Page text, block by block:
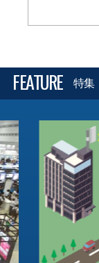
FEATURE 特集